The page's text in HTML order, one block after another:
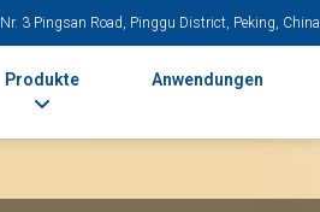
Nr. 3 Pingsan Road, Pinggu District, Peking, China
Produkte Anwendungen